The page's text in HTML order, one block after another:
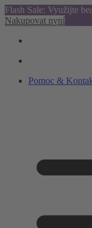
Flash Sale: Využijte
Nakupovat nyní
Pomoc &